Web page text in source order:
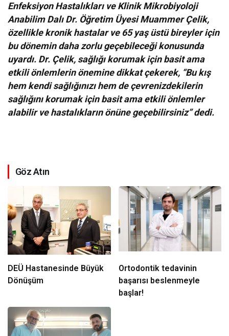
Enfeksiyon Hastalıkları ve Klinik Mikrobiyoloji
Anabilim Dalı Dr. Öğretim Üyesi Muammer Çelik,
özellikle kronik hastalar ve 65 yaş üstü bireyler için
bu dönemin daha zorlu geçebileceği konusunda
uyardı. Dr. Çelik, sağlığı korumak için basit ama
etkili önlemlerin önemine dikkat çekerek, “Bu kış
hem kendi sağlığınızı hem de çevrenizdekilerin
sağlığını korumak için basit ama etkili önlemler
alabilir ve hastalıkların önüne geçebilirsiniz” dedi.
Göz Atın
DEÜ Hastanesinde Büyük
Dönüşüm
Ortodontik tedavinin
başarısı beslenmeyle
başlar!